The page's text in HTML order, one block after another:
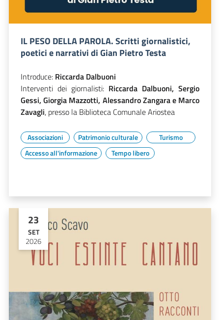
IL PESO DELLA PAROLA. Scritti giornalistici,
poetici e narrativi di Gian Pietro Testa
Introduce: Riccarda Dalbuoni
Interventi dei giornalisti: Riccarda Dalbuoni, Sergio
Gessi, Giorgia Mazzotti, Alessandro Zangara e Marco
Zavagli, presso la Biblioteca Comunale Ariostea
Associazioni Patrimonio culturale
Turismo
Accesso all'informazione
Tempo libero
23
SET
2026